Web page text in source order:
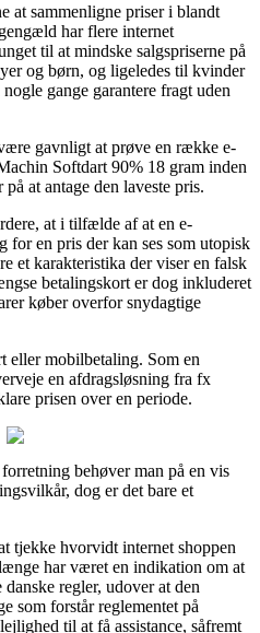
at sammenligne priser i blandt
har flere internet
til at mindske salgspriserne på
og børn, og ligeledes til kvinder
gange garantere fragt uden
gavnligt at prøve en række e-
Softdart 90% 18 gram inden
at antage den laveste pris.
at i tilfælde af at en e-
for en pris der kan ses som utopisk
et karakteristika der viser en falsk
betalingskort er dog inkluderet
køber overfor snydagtige
eller mobilbetaling. Som en
en afdragsløsning fra fx
prisen over en periode.
behøver man på en vis
dog er det bare et
tjekke hvorvidt internet shoppen
har været en indikation om at
regler, udover at den
som forstår reglementet på
til at få assistance, såfremt